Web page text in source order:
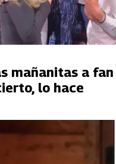
mañanitas a fan
lo hace